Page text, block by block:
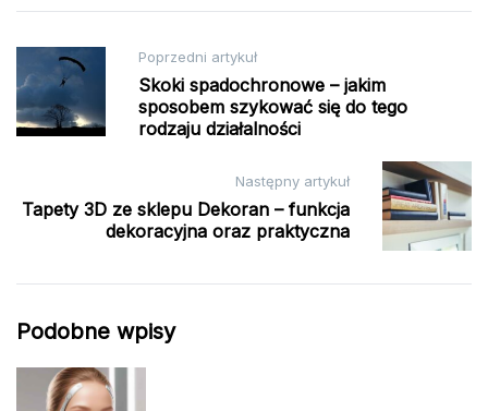
Nawigacja
wpisu
Poprzedni artykuł
Skoki spadochronowe – jakim
sposobem szykować się do tego
rodzaju działalności
Następny artykuł
Tapety 3D ze sklepu Dekoran – funkcja
dekoracyjna oraz praktyczna
Podobne wpisy